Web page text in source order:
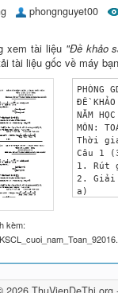
phongnguyet00
xem tài liệu "Đề khảo
tài liệu gốc về máy
PHÒNG
ĐỀ
NĂM
MÔN:
Thời
Câu 1
1. Rút
2. Giải
a) 	b)
b) Tìm
1. Từ
a) Tứ giác ABOC
kèm: